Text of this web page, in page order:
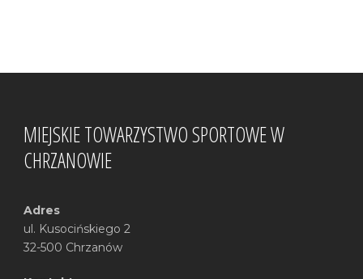
MIEJSKIE TOWARZYSTWO SPORTOWE W
CHRZANOWIE
Adres
ul. Kusocińskiego 2
32-500 Chrzanów